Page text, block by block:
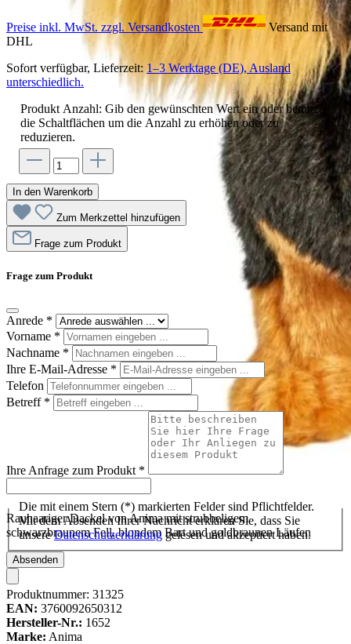
Rauhaariger Dackel von Anima mit strubbeligem
schwarzbraunem Fell, blondem Bart und goldbraunen Läufen
Preise inkl. MwSt. zzgl. Versandkosten
Versand mit
DHL
Sofort verfügbar, Lieferzeit:1–3 Werktage (DE), Ausland
unterschiedlich.
Produkt Anzahl: Gib den gewünschten Wert ein oder benutze
die Schaltflächen um die Anzahl zu erhöhen oder zu
reduzieren.
In den Warenkorb
Zum Merkzettel hinzufügen
Frage zum Produkt
Frage zum Produkt
Anrede *
Vorname *
Nachname *
Ihre E-Mail-Adresse *
Telefon
Betreff *
Ihre Anfrage zum Produkt *
Die mit einem Stern (*) markierten Felder sind Pflichtfelder.
Mit dem Absenden Ihrer Nachricht erklären Sie, dass Sie
unsereDatenschutzerklärunggelesen und akzeptiert haben.
Absenden
Produktnummer: 31325
EAN: 3760092650312
Hersteller-Nr.: 1652
Marke: Anima